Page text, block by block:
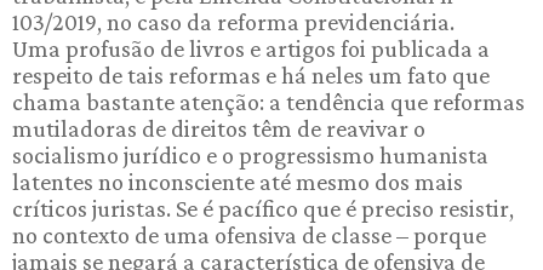
103/2019, no caso da reforma previdenciária.
Uma profusão de livros e artigos foi publicada a
respeito de tais reformas e há neles um fato que
chama bastante atenção: a tendência que reformas
mutiladoras de direitos têm de reavivar o
socialismo jurídico e o progressismo humanista
latentes no inconsciente até mesmo dos mais
críticos juristas. Se é pacífico que é preciso resistir,
no contexto de uma ofensiva de classe – porque
jamais se negará a característica de ofensiva de